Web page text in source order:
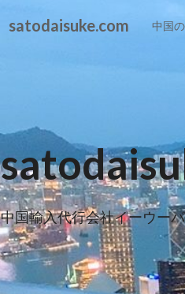
satodaisuke.com 中国
中国輸入代行会社イーウー